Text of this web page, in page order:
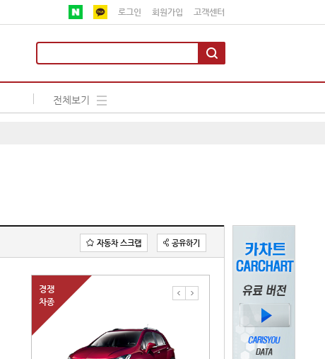
로그인 회원가입 고객센터
전체보기
자동차 스크랩 공유하기
경쟁
차종